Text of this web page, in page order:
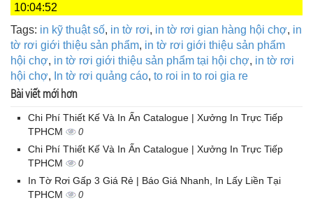
10:04:52
Tags: in kỹ thuật số, in tờ rơi, in tờ rơi gian hàng hội chợ, in
tờ rơi giới thiệu sản phẩm, in tờ rơi giới thiệu sản phẩm
hội chợ, in tờ rơi giới thiệu sản phẩm tại hội chợ, in tờ rơi
hội chợ, In tờ rơi quảng cáo, to roi in to roi gia re
Bài viết mới hơn
Chi Phí Thiết Kế Và In Ấn Catalogue | Xưởng In Trực Tiếp
TPHCM
0
Chi Phí Thiết Kế Và In Ấn Catalogue | Xưởng In Trực Tiếp
TPHCM
0
In Tờ Rơi Gấp 3 Giá Rẻ | Báo Giá Nhanh, In Lấy Liền Tại
TPHCM
0